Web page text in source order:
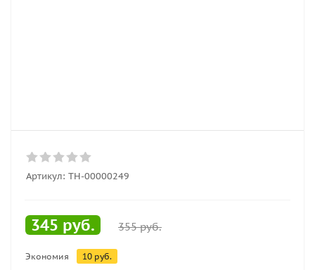
Артикул: ТН-00000249
345 руб. 355руб.
Экономия 10 руб.